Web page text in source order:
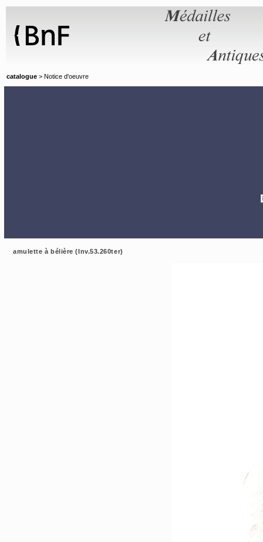
catalogue > Notice d'oeuvre
amulette à bélière (Inv.53.260ter)